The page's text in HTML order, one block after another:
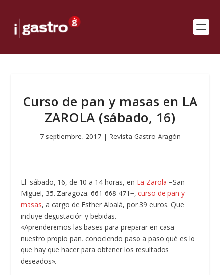
Curso de pan y masas en LA
ZAROLA (sábado, 16)
7 septiembre, 2017| Revista Gastro Aragón
El sábado, 16, de 10 a 14 horas, en La Zarola −San
Miguel, 35. Zaragoza. 661 668 471−,curso de pan y
masas, a cargo de Esther Albalá, por 39 euros. Que
incluye degustación y bebidas.
«Aprenderemos las bases para preparar en casa
nuestro propio pan, conociendo paso a paso qué es lo
que hay que hacer para obtener los resultados
deseados».